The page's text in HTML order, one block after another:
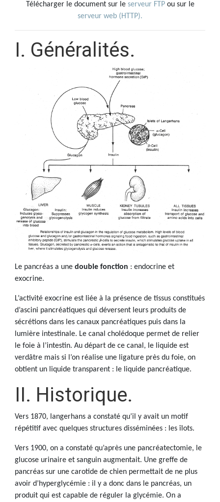
Télécharger le document sur le serveur FTPou sur le
serveur web (HTTP).
I. Généralités.
Le pancréas a une double fonction : endocrine et
exocrine.
L’activité exocrine est liée à la présence de tissus constitués
d’ascini pancréatiques qui déversent leurs produits de
sécrétions dans les canaux pancréatiques puis dans la
lumière intestinale. Le canal cholédoque permet de relier
le foie à l’intestin. Au départ de ce canal, le liquide est
verdâtre mais si l’on réalise une ligature près du foie, on
obtient un liquide transparent : le liquide pancréatique.
II. Historique.
Vers 1870, langerhans a constaté qu’il y avait un motif
répétitif avec quelques structures disséminées : les îlots.
Vers 1900, on a constaté qu’après une pancréatectomie, le
glucose urinaire et sanguin augmentait. Une greffe de
pancréas sur une carotide de chien permettait de ne plus
avoir d’hyperglycémie : il y a donc dans le pancréas, un
produit qui est capable de réguler la glycémie. On a